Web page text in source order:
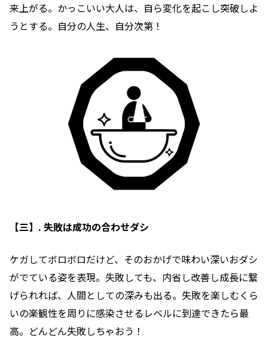
来上がる。かっこいい大人は、自ら変化を起こし突破しよ
うとする。自分の人生、自分次第！
【三】. 失敗は成功の合わせダシ
ケガしてボロボロだけど、そのおかげで味わい深いおダシ
がでている姿を表現。失敗しても、内省し改善し成長に繋
げられれば、人間としての深みも出る。失敗を楽しむくら
いの楽観性を周りに感染させるレベルに到達できたら最
高。どんどん失敗しちゃおう！